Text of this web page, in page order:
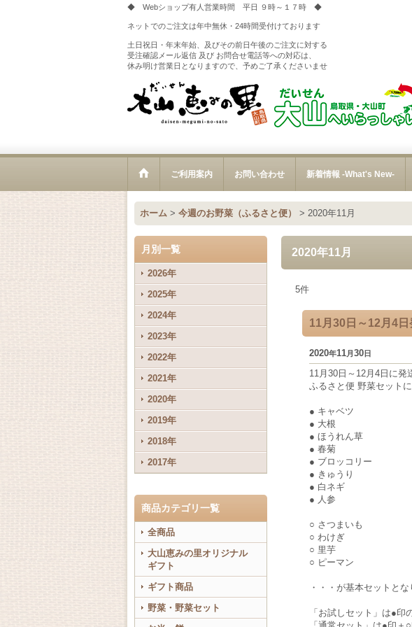
◆ Webショップ有人営業時間 平日 ９時～１７時 ◆
ネットでのご注文は年中無休・24時間受付けております
土日祝日・年末年始、及びその前日午後のご注文に対する
受注確認メール返信 及び お問合せ電話等への対応は、
休み明け営業日となりますので、予めご了承くださいませ
ご利用案内 お問い合わせ 新着情報 -What's New-
ホーム > 今週のお野菜（ふるさと便） > 2020年11月
月別一覧
2026年
2025年
2024年
2023年
2022年
2021年
2020年
2019年
2018年
2017年
商品カテゴリ一覧
全商品
大山恵みの里オリジナル
ギフト
ギフト商品
野菜・野菜セット
2020年11月
5件
11月30日～12月4
2020年11月30日
11月30日～12月4日に発
ふるさと便 野菜セット
● キャベツ
● 大根
● ほうれん草
● 春菊
● ブロッコリー
● きゅうり
● 白ネギ
● 人参
○ さつまいも
○ わけぎ
○ 里芋
○ ピーマン
・・・が基本セットとな
「お試しセット」は●印